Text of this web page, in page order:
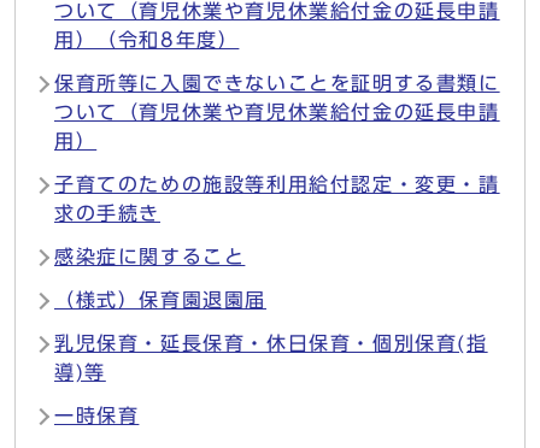
ついて（育児休業や育児休業給付金の延長申請
用）（令和8年度）
保育所等に入園できないことを証明する書類に
ついて（育児休業や育児休業給付金の延長申請
用）
子育てのための施設等利用給付認定・変更・請
求の手続き
感染症に関すること
（様式）保育園退園届
乳児保育・延長保育・休日保育・個別保育(指
導)等
一時保育